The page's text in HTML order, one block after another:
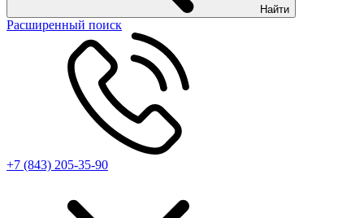
Найти
Расширенный поиск
+7 (843) 205-35-90